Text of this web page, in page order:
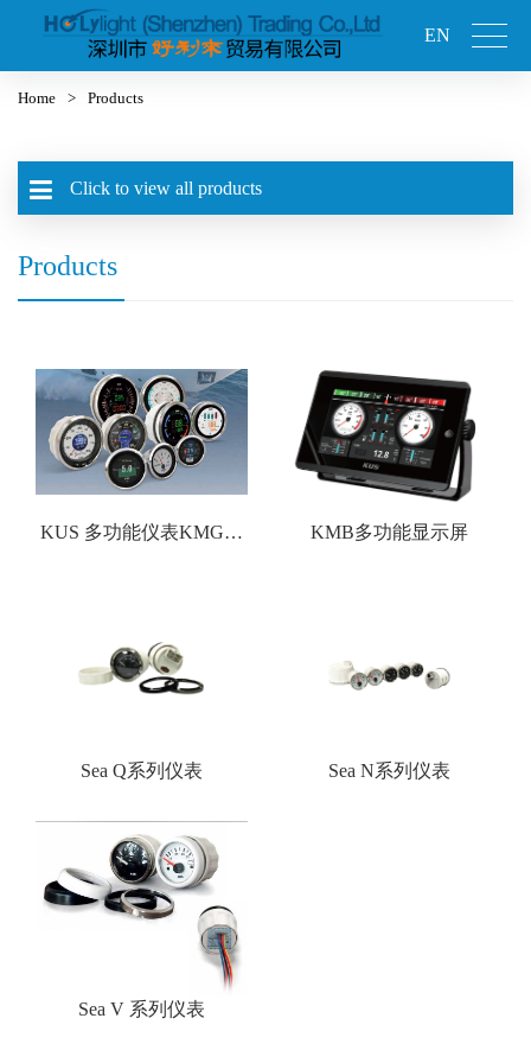
EN
Home > Products
Click to view all products
Products
KUS 多功能仪表KMG系
KMB多功能显示屏
Sea Q系列仪表 Sea N系列仪表
Sea V 系列仪表